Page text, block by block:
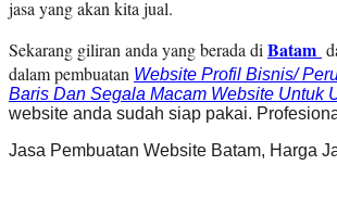
jasa yang akan kita jual.
Sekarang giliran anda yang berada di Batam
dalam pembuatan Website Profil Bisnis/
Baris Dan Segala Macam Website Untuk
website anda sudah siap pakai.
Jasa Pembuatan Website Batam, Harga